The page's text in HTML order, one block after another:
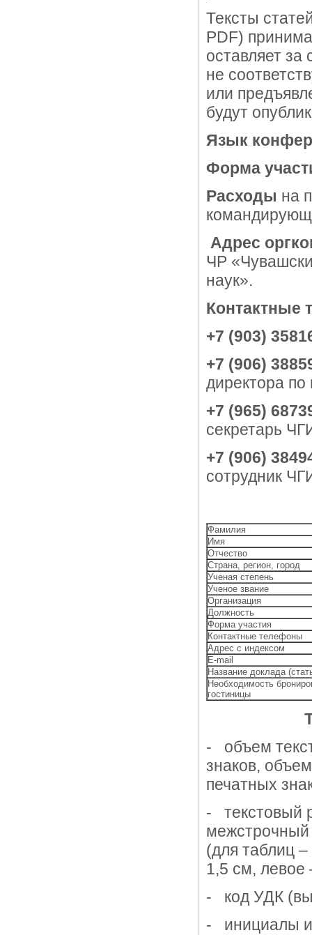
Тексты
PDF)
оставляет
не
или
будут
Язык
Форма
Расходы на
Адрес
ЧР
наук».
Контактные
+7 (903)
+7 (906)
директора
+7 (965)
секретарь
+7 (906)
сотрудник
Фамилия
Имя
Отчество
Страна, регион, город
Ученая степень
Ученое звание
Организация
Должность
Форма участия
Контактные телефоны
Адрес с индексом
E-mail
Название доклада
Необходимость
гостиницы
- объем
знаков,
печатных
- текстовый
(для таблиц
1,5 см, левое
- код УДК
- инициалы и